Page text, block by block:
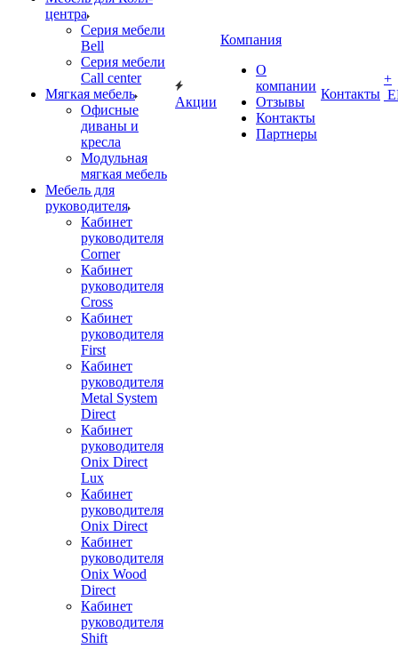
центра
Серия мебели
Bell
Серия мебели
Call center
Мягкая мебель
Офисные
диваны и
кресла
Модульная
мягкая мебель
Мебель для
руководителя
Кабинет
руководителя
Corner
Кабинет
руководителя
Cross
Кабинет
руководителя
First
Кабинет
руководителя
Metal System
Direct
Кабинет
руководителя
Onix Direct
Lux
Кабинет
руководителя
Onix Direct
Кабинет
руководителя
Onix Wood
Direct
Кабинет
руководителя
Shift
Акции
Компания
О
компании
Отзывы
Контакты
Партнеры
Контакты
+